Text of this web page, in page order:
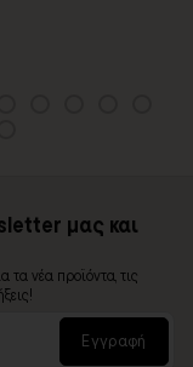
μας και
τα νέα προϊόντα, τις
Εγγραφή